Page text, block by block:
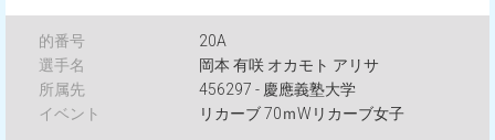
20A
岡本 有咲 オカモト アリサ
456297 - 慶應義塾大学
リカーブ 70ｍWリカーブ女子